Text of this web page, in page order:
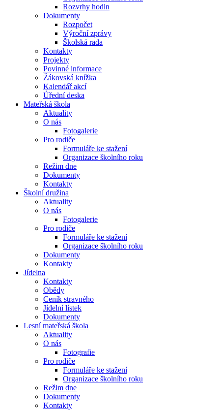
Rozvrhy hodin
Dokumenty
Rozpočet
Výroční zprávy
Školská rada
Kontakty
Projekty
Povinné informace
Žákovská knížka
Kalendář akcí
Úřední deska
Mateřská škola
Aktuality
O nás
Fotogalerie
Pro rodiče
Formuláře ke stažení
Organizace školního roku
Režim dne
Dokumenty
Kontakty
Školní družina
Aktuality
O nás
Fotogalerie
Pro rodiče
Formuláře ke stažení
Organizace školního roku
Dokumenty
Kontakty
Jídelna
Kontakty
Obědy
Ceník stravného
Jídelní lístek
Dokumenty
Lesní mateřská škola
Aktuality
O nás
Fotografie
Pro rodiče
Formuláře ke stažení
Organizace školního roku
Režim dne
Dokumenty
Kontakty